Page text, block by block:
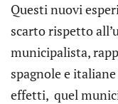
Questi nuovi
scarto rispetto
municipalista,
spagnole e
effetti, quel